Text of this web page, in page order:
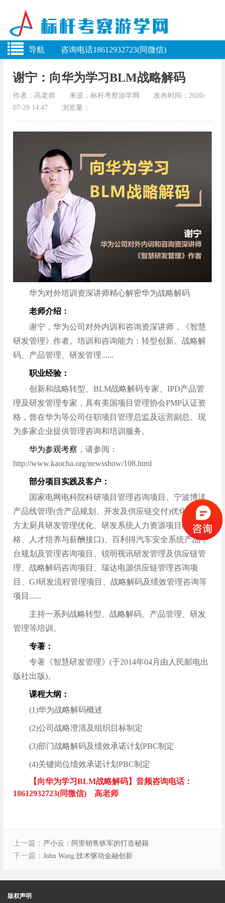
导航 咨询电话18612932723(同微信)
谢宁：向华为学习BLM战略解码
作者：高老师 来源：标杆考察游学网 发布时间：2020-
07-29 14:47 浏览量：
华为对外培训资深讲师精心解密华为战略解码
老师介绍：
谢宁，华为公司对外内训和咨询资深讲师，《智慧
研发管理》作者。培训和咨询能力：转型创新、战略解
码、产品管理、研发管理......
职业经验：
创新和战略转型、BLM战略解码专家、IPD产品管
理及研发管理专家，具有美国项目管理协会PMP认证资
格，曾在华为等公司任职项目管理总监及运营副总。现
为多家企业提供管理咨询和培训服务。
华为参观考察 ，请参阅：
http://www.kaocha.org/newsshow/108.html
部分项目实践及客户：
国家电网电科院科研项目管理咨询项目、宁波博洋
产品线管理(含产品规划、开发及供应链交付)优化项目、
方太厨具研发管理优化、研发系统人力资源项目(任职资
格、人才培养与薪酬接口)、百利得汽车安全系统产品平
台规划及管理咨询项目、锐明视讯研发管理及供应链管
理、战略解码咨询项目、瑞达电源供应链管理咨询项
目、GJ研发流程管理项目、战略解码及绩效管理咨询等
项目......
主持一系列战略转型、战略解码、产品管理、研发
管理等培训。
专著：
专著《智慧研发管理》(于2014年04月由人民邮电出
版社出版)。
课程大纲：
(1)华为战略解码概述
(2)公司战略澄清及组织目标制定
(3)部门战略解码及绩效承诺计划PBC制定
(4)关键岗位绩效承诺计划PBC制定
【向华为学习BLM战略解码】音频咨询电话：
18612932723(同微信) 高老师
上一篇： 严小云：阿里销售铁军的打造秘籍
下一篇： John Wang:技术驱动金融创新
版权声明